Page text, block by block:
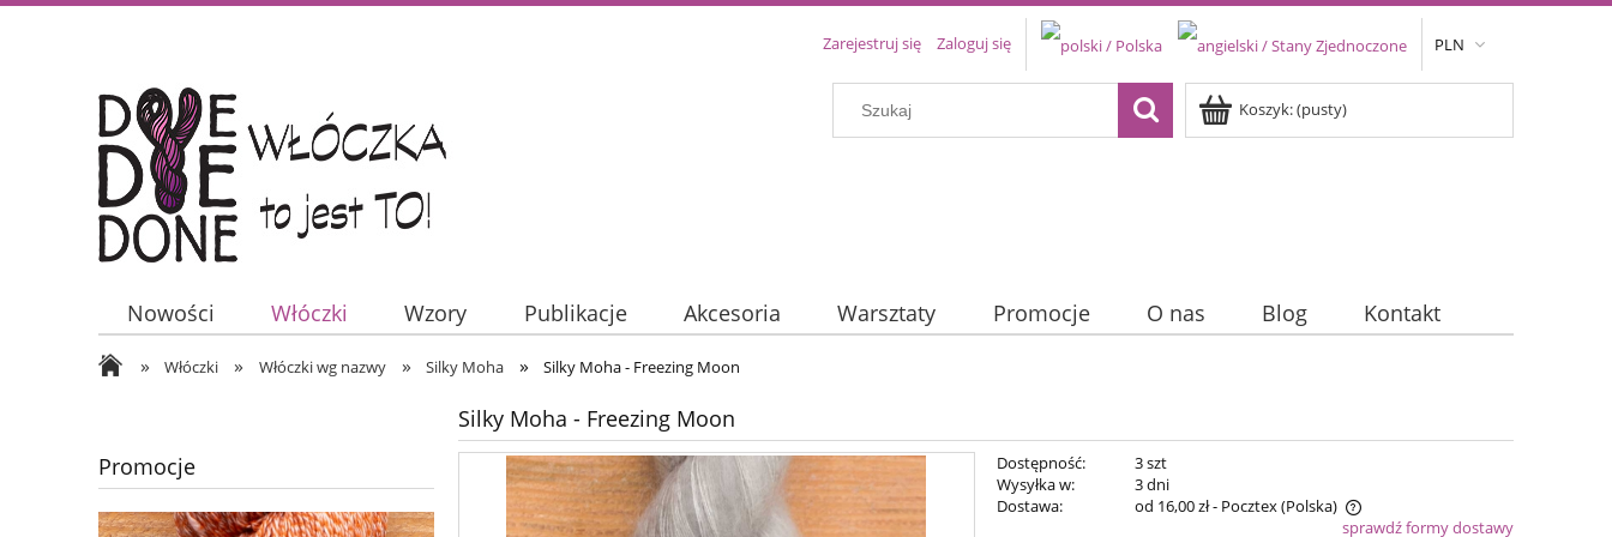
PLN
Zarejestruj się Zaloguj się
Koszyk:(pusty)
Nowości Włóczki Wzory Publikacje Akcesoria Warsztaty Promocje O nas Blog Kontakt
» Włóczki » Włóczki wg nazwy » Silky Moha » Silky Moha - Freezing Moon
Promocje
Silky Moha - Freezing Moon
Dostępność:
3 szt
Wysyłka w:
3 dni
Dostawa:
od 16,00 zł- Pocztex(Polska)
sprawdź formy dostawy